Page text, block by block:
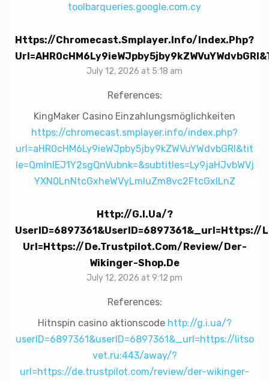
toolbarqueries.google.com.cy
Https://chromecast.smplayer.info/index.php?
July 12, 2026 at 5:18 am
References:
KingMaker Casino Einzahlungsmöglichkeiten
https://chromecast.smplayer.info/index.php?
url=aHR0cHM6Ly9ieWJpby5jby9kZWVuYWdvbGRl&tit
le=QmlnIEJ1Y2sgQnVubnk=&subtitles=Ly9jaHJvbWVj
YXN0LnNtcGxheWVyLmluZm8vc2FtcGxlLnZ
Http://g.i.ua/?
Url=https://de.trustpilot.com/review/der-
Wikinger-Shop.de
July 12, 2026 at 9:12 pm
References:
Hitnspin casino aktionscode http://g.i.ua/?
userID=6897361&userID=6897361&_url=https://litso
vet.ru:443/away/?
url=https://de.trustpilot.com/review/der-wikinger-